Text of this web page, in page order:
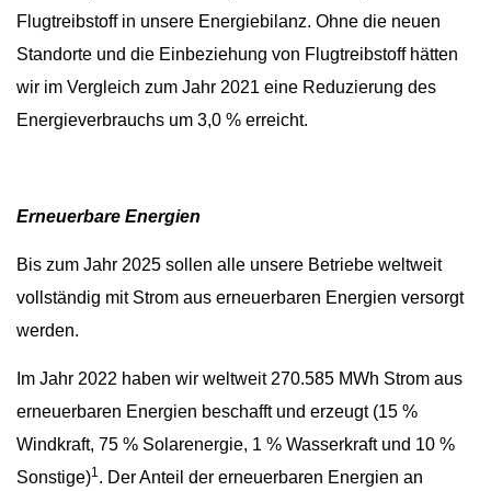
Flugtreibstoff in unsere Energiebilanz. Ohne die neuen
Standorte und die Einbeziehung von Flugtreibstoff hätten
wir im Vergleich zum Jahr 2021 eine Reduzierung des
Energieverbrauchs um 3,0 % erreicht.
Erneuerbare Energien
Bis zum Jahr 2025 sollen alle unsere Betriebe weltweit
vollständig mit Strom aus erneuerbaren Energien versorgt
werden.
Im Jahr 2022 haben wir weltweit 270.585 MWh Strom aus
erneuerbaren Energien beschafft und erzeugt (15 %
Windkraft, 75 % Solarenergie, 1 % Wasserkraft und 10 %
Sonstige)1. Der Anteil der erneuerbaren Energien an